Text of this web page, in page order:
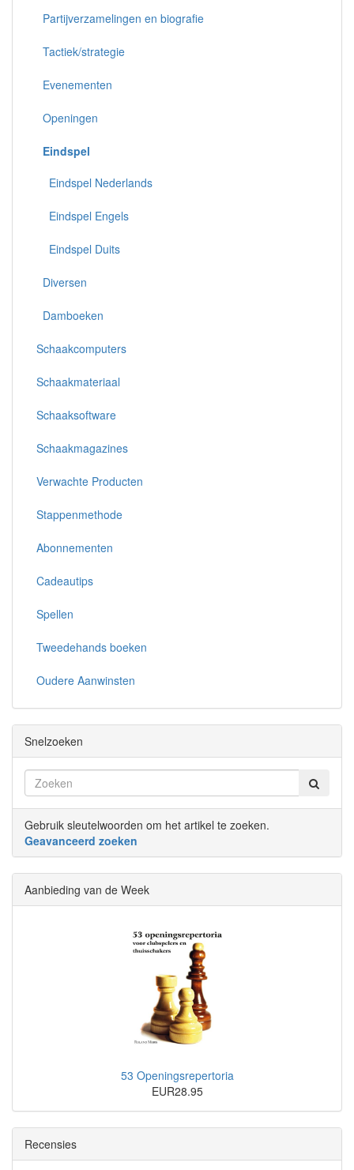
Partijverzamelingen en biografie
Tactiek/strategie
Evenementen
Openingen
Eindspel
Eindspel Nederlands
Eindspel Engels
Eindspel Duits
Diversen
Damboeken
Schaakcomputers
Schaakmateriaal
Schaaksoftware
Schaakmagazines
Verwachte Producten
Stappenmethode
Abonnementen
Cadeautips
Spellen
Tweedehands boeken
Oudere Aanwinsten
Snelzoeken
Gebruik sleutelwoorden om het artikel te zoeken.
Geavanceerd zoeken
Aanbieding van de Week
53 Openingsrepertoria
EUR28.95
Recensies